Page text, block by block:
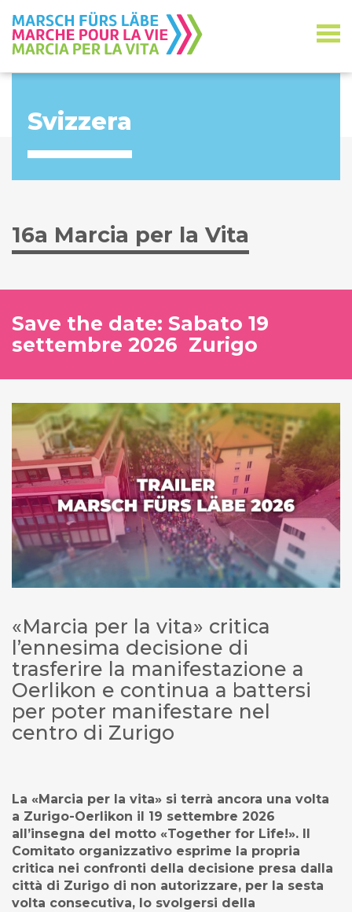
Svizzera
16a Marcia per la Vita
Save the date: Sabato 19
settembre 2026 Zurigo
«Marcia per la vita» critica
l’ennesima decisione di
trasferire la manifestazione a
Oerlikon e continua a battersi
per poter manifestare nel
centro di Zurigo
La «Marcia per la vita» si terrà ancora una volta
a Zurigo-Oerlikon il 19 settembre 2026
all’insegna del motto «Together for Life!». Il
Comitato organizzativo esprime la propria
critica nei confronti della decisione presa dalla
città di Zurigo di non autorizzare, per la sesta
volta consecutiva, lo svolgersi della